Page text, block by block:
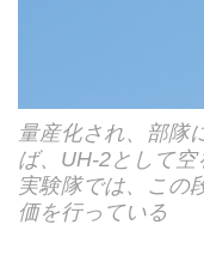
量産化され、部隊
ば、UH-2として
実験隊では、この
価を行っている